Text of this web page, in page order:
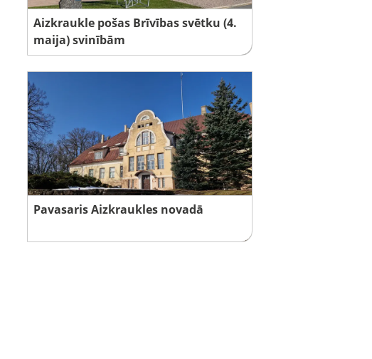
Aizkraukle pošas Brīvības svētku (4.
maija) svinībām
Pavasaris Aizkraukles novadā